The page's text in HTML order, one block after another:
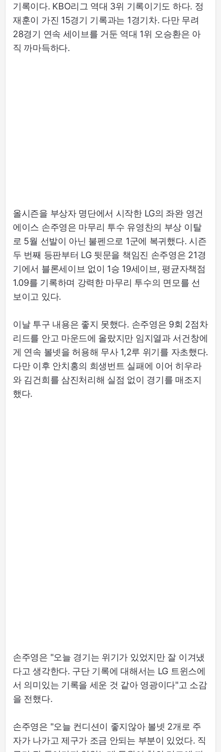
기록이다. KBO리그 역대 3위 기록이기도 하다. 정
재훈이 가진 15경기 기록과는 1경기차. 다만 무려
28경기 연속 세이브를 거둔 역대 1위 오승환은 아
직 까마득하다.
올시즌을 부상자 명단에서 시작한 LG의 좌완 영건
에이스 손주영은 마무리 투수 유영찬의 부상 이탈
로 5월 선발이 아닌 불펜으로 1군에 복귀했다. 시즌
두 번째 등판부터 LG 뒷문을 책임진 손주영은 21경
기에서 블론세이브 없이 1승 19세이브, 평균자책점
1.09를 기록하며 강력한 마무리 투수의 면모를 선
보이고 있다.
이날 투구 내용은 좋지 못했다. 손주영은 9회 2점차
리드를 안고 마운드에 올랐지만 임지열과 서건창에
게 연속 볼넷을 허용해 무사 1,2루 위기를 자초했다.
다만 이후 안치홍의 희생번트 실패에 이어 히우라
와 김건희를 삼진처리해 실점 없이 경기를 매조지
했다.
손주영은 "오늘 경기는 위기가 있었지만 잘 이겨냈
다고 생각한다. 구단 기록에 대해서는 LG 트윈스에
서 의미있는 기록을 세운 것 같아 영광이다"고 소감
을 전했다.
손주영은 "오늘 컨디션이 좋지않아 볼넷 2개로 주
자가 나가고 제구가 조금 안되는 부분이 있었다. 직